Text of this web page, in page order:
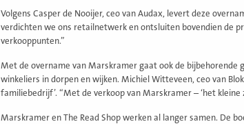
Volgens Casper de Nooijer, ceo van Audax, levert deze
verdichten we ons retailnetwerk en ontsluiten bovendien de
verkooppunten.”
Met de overname van Marskramer gaat ook de bijbehorende
winkeliers in dorpen en wijken. Michiel Witteveen, ceo van
familiebedrijf’. “Met de verkoop van Marskramer – ‘het kleine
Marskramer en The Read Shop werken al langer samen. De